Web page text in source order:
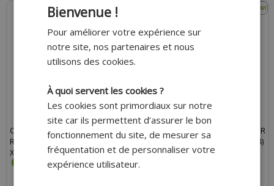
CASQUE JET NOEND TRIBUTE
RUSTY COULEUR BROWN TAILLE
XS (T53-54)
CASQUE JET ADAPTABLE COULEUR
TITANIUM GREY TAILLE XS (T53-54)
Bienvenue !
Pour améliorer votre expérience sur
notre site, nos partenaires et nous
utilisons des cookies.
À quoi servent les cookies ?
Les cookies sont primordiaux sur notre
site car ils permettent d’assurer le bon
fonctionnement du site, de mesurer sa
fréquentation et de personnaliser votre
expérience utilisateur.